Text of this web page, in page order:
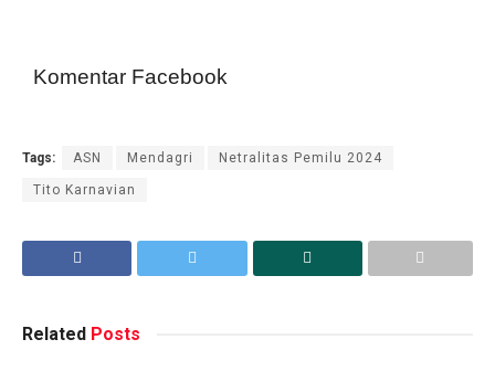
Komentar Facebook
Tags: ASN Mendagri Netralitas Pemilu 2024
Tito Karnavian
Related Posts